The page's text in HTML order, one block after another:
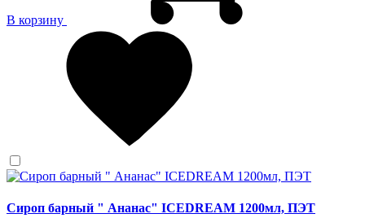
В корзину
Сироп барный " Ананас" ICEDREAM 1200мл, ПЭТ